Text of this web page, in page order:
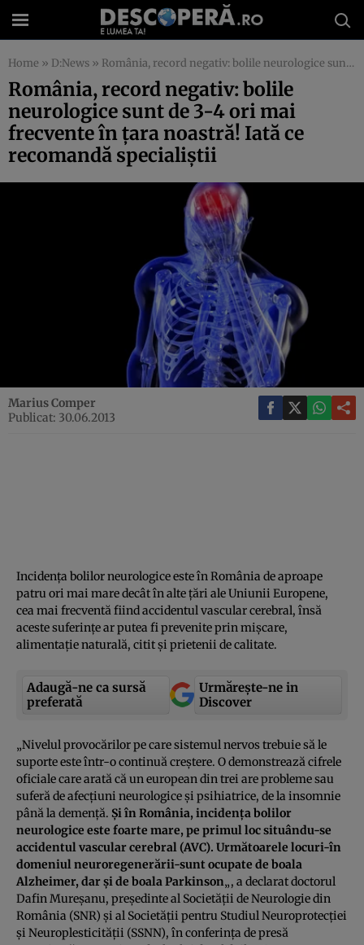
Home » D:News » România, record negativ: bolile neurologice sunt de 3-4 ori mai frecvente în ţara noastră! Iată ce recomandă specialiştii
România, record negativ: bolile
neurologice sunt de 3-4 ori mai
frecvente în ţara noastră! Iată ce
recomandă specialiştii
Marius Comper
Publicat: 30.06.2013
Incidenţa bolilor neurologice este în România de aproape
patru ori mai mare decât în alte ţări ale Uniunii Europene,
cea mai frecventă fiind accidentul vascular cerebral, însă
aceste suferinţe ar putea fi prevenite prin mişcare,
alimentaţie naturală, citit şi prietenii de calitate.
Adaugă-ne ca sursă
preferată
Urmărește-ne in
Discover
„Nivelul provocărilor pe care sistemul nervos trebuie să le
suporte este într-o continuă creştere. O demonstrează cifrele
oficiale care arată că un european din trei are probleme sau
suferă de afecţiuni neurologice şi psihiatrice, de la insomnie
până la demenţă. Şi în România, incidenţa bolilor
neurologice este foarte mare, pe primul loc situându-se
accidentul vascular cerebral (AVC). Următoarele locuri-în
domeniul neuroregenerării-sunt ocupate de boala
Alzheimer, dar şi de boala Parkinson„, a declarat doctorul
Dafin Mureşanu, preşedinte al Societăţii de Neurologie din
România (SNR) şi al Societăţii pentru Studiul Neuroprotecţiei
şi Neuroplesticităţii (SSNN), în conferinţa de presă